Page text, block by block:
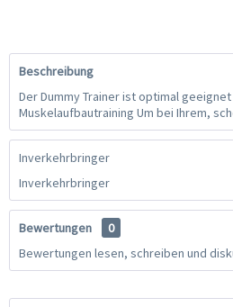
Beschreibung
Der Dummy Trainer ist optimal
Muskelaufbautraining Um bei Ihrem,
Inverkehrbringer
Inverkehrbringer
Bewertungen
0
Bewertungen lesen, schreiben und